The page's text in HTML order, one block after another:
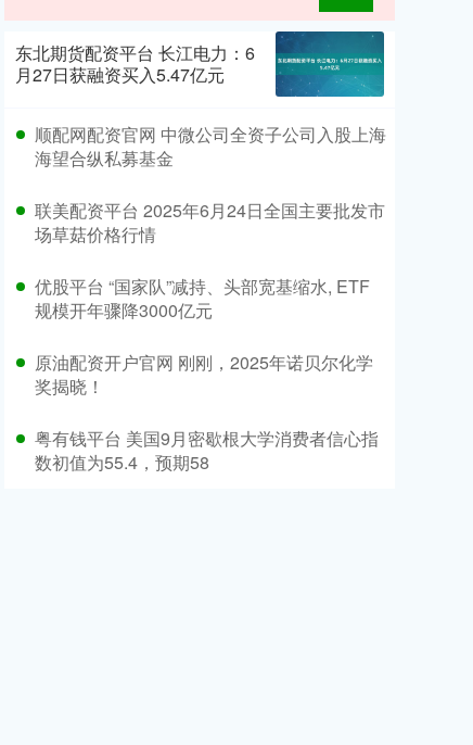
东北期货配资平台 长江电力：6
月27日获融资买入5.47亿元
顺配网配资官网 中微公司全资子公司入股上海
海望合纵私募基金
联美配资平台 2025年6月24日全国主要批发市
场草菇价格行情
优股平台 “国家队”减持、头部宽基缩水, ETF
规模开年骤降3000亿元
原油配资开户官网 刚刚，2025年诺贝尔化学
奖揭晓！
粤有钱平台 美国9月密歇根大学消费者信心指
数初值为55.4，预期58